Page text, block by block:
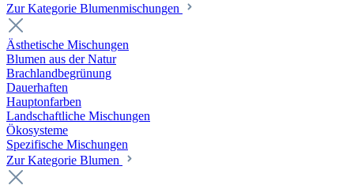
Zur Kategorie Blumenmischungen
Ästhetische Mischungen
Blumen aus der Natur
Brachlandbegrünung
Dauerhaften
Hauptonfarben
Landschaftliche Mischungen
Ökosysteme
Spezifische Mischungen
Zur Kategorie Blumen